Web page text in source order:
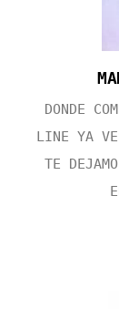
DONDE
LINE YA
TE